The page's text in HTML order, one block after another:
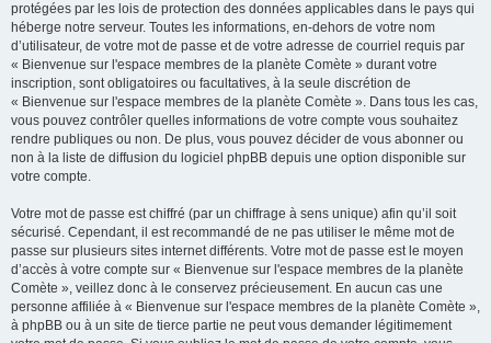
protégées par les lois de protection des données applicables dans le pays qui
héberge notre serveur. Toutes les informations, en-dehors de votre nom
d’utilisateur, de votre mot de passe et de votre adresse de courriel requis par
« Bienvenue sur l'espace membres de la planète Comète » durant votre
inscription, sont obligatoires ou facultatives, à la seule discrétion de
« Bienvenue sur l'espace membres de la planète Comète ». Dans tous les cas,
vous pouvez contrôler quelles informations de votre compte vous souhaitez
rendre publiques ou non. De plus, vous pouvez décider de vous abonner ou
non à la liste de diffusion du logiciel phpBB depuis une option disponible sur
votre compte.
Votre mot de passe est chiffré (par un chiffrage à sens unique) afin qu’il soit
sécurisé. Cependant, il est recommandé de ne pas utiliser le même mot de
passe sur plusieurs sites internet différents. Votre mot de passe est le moyen
d’accès à votre compte sur « Bienvenue sur l'espace membres de la planète
Comète », veillez donc à le conservez précieusement. En aucun cas une
personne affiliée à « Bienvenue sur l'espace membres de la planète Comète »,
à phpBB ou à un site de tierce partie ne peut vous demander légitimement